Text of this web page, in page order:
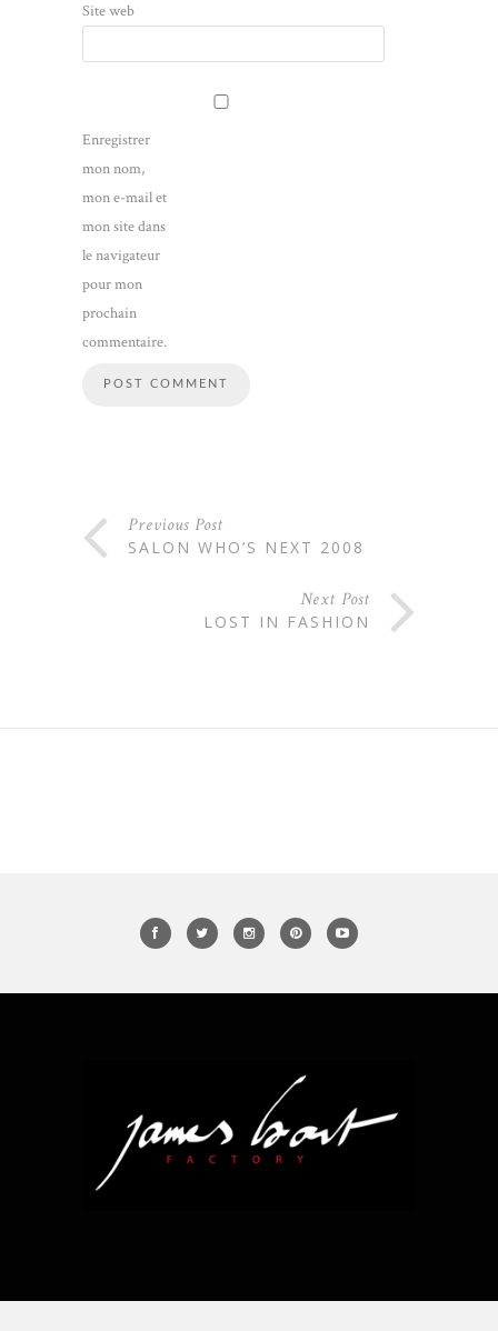
Site web
Enregistrer
mon nom,
mon e-mail et
mon site dans
le navigateur
pour mon
prochain
commentaire.
Previous Post
SALON WHO’S NEXT 2008
Next Post
LOST IN FASHION